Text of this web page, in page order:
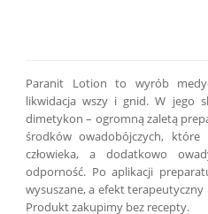
Paranit Lotion to wyrób
likwidacja wszy i gnid. W jego
dimetykon – ogromną zaletą
środków owadobójczych,
człowieka, a dodatkowo
odporność. Po aplikacji
wysuszane, a efekt
Produkt zakupimy bez recepty.